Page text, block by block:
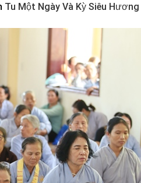
Tu Một Ngày Và Kỳ Siêu